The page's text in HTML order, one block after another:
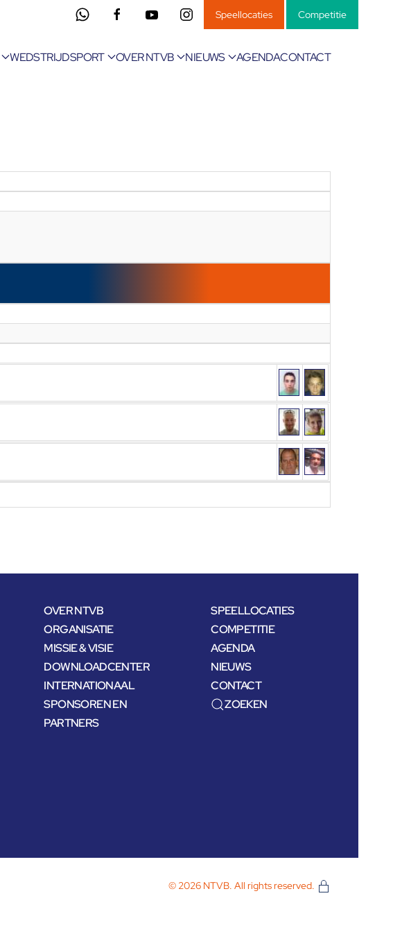
Speellocaties Competitie
WEDSTRIJDSPORT OVER NTVB NIEUWS AGENDACONTACT
OVER NTVB
ORGANISATIE
MISSIE & VISIE
DOWNLOADCENTER
INTERNATIONAAL
SPONSOREN EN
PARTNERS
SPEELLOCATIES
COMPETITIE
AGENDA
NIEUWS
CONTACT
ZOEKEN
© 2026 NTVB. All rights reserved.